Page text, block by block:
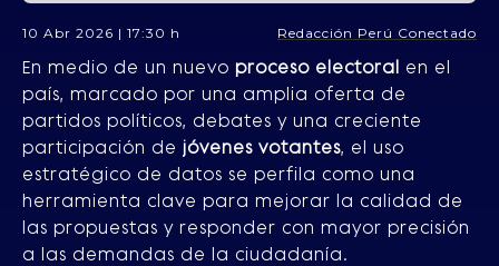
10 Abr 2026 | 17:30 h Redacción Perú Conectado
En medio de un nuevo proceso electoral en el
país, marcado por una amplia oferta de
partidos políticos, debates y una creciente
participación de jóvenes votantes, el uso
estratégico de datos se perfila como una
herramienta clave para mejorar la calidad de
las propuestas y responder con mayor precisión
a las demandas de la ciudadanía.